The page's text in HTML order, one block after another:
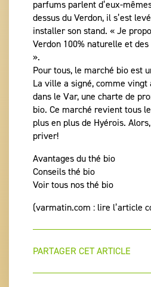
parfums parlent d’eux-
dessus du Verdon, il s’est
installer son stand. « Je
Verdon 100% naturelle et
».
Pour tous, le marché bio est
La ville a signé, comme
dans le Var, une charte de
bio. Ce marché revient tous
plus en plus de Hyérois.
priver!
Avantages du thé bio
Conseils thé bio
Voir tous nos thé bio
(varmatin.com : lire l’article
PARTAGER CET ARTICLE